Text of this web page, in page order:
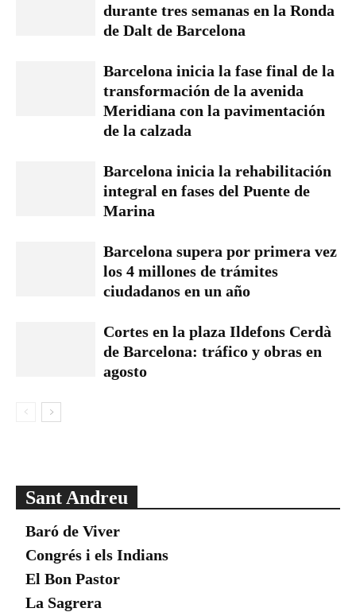
durante tres semanas en la Ronda
de Dalt de Barcelona
Barcelona inicia la fase final de la
transformación de la avenida
Meridiana con la pavimentación
de la calzada
Barcelona inicia la rehabilitación
integral en fases del Puente de
Marina
Barcelona supera por primera vez
los 4 millones de trámites
ciudadanos en un año
Cortes en la plaza Ildefons Cerdà
de Barcelona: tráfico y obras en
agosto
Sant Andreu
Baró de Viver
Congrés i els Indians
El Bon Pastor
La Sagrera